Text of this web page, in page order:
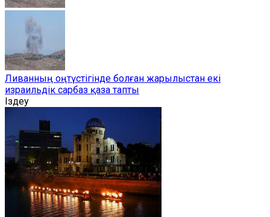
Ливанның оңтүстігінде болған жарылыстан екі
израильдік сарбаз қаза тапты
Іздеу